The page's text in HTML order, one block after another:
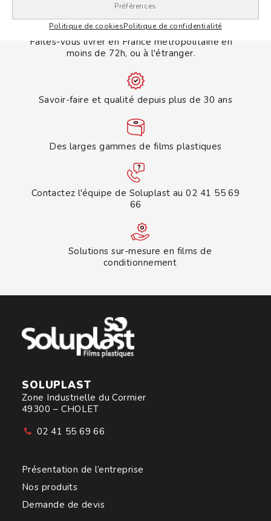
Préférences
Politique de cookiesPolitique de confidentialité
Faites-vous livrer en France métropolitaine en
moins de 72h, ou à l'étranger.
Savoir-faire et qualité depuis plus de 30 ans
Des larges gammes de films plastiques
Contactez l'équipe de Soluplast au 02 41 55 69
66
Solutions sur-mesure en films de
conditionnement
SOLUPLAST
Zone Industrielle du Cormier
49300 – CHOLET
02 41 55 69 66
Présentation de l’entreprise
Nos produits
Demande de devis